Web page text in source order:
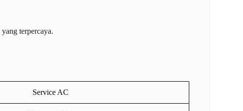
yang terpercaya.
Service AC